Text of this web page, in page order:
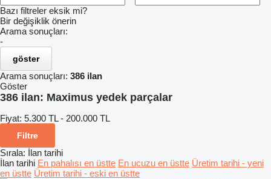
Bazı filtreler eksik mi?
Bir değişiklik önerin
Arama sonuçları:
-
göster
Arama sonuçları: 386 ilan
Göster
386 ilan: Maximus yedek parçalar
Fiyat: 5.300 TL - 200.000 TL
Filtre
Sırala: İlan tarihi
İlan tarihi En pahalısı en üstte En ucuzu en üstte Üretim tarihi - yeni
en üstte Üretim tarihi - eski en üstte